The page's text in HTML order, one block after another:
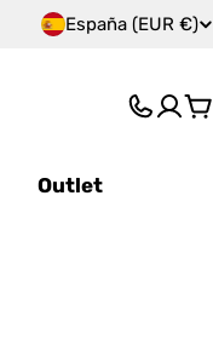
P
s
España (EUR €)
Outlet